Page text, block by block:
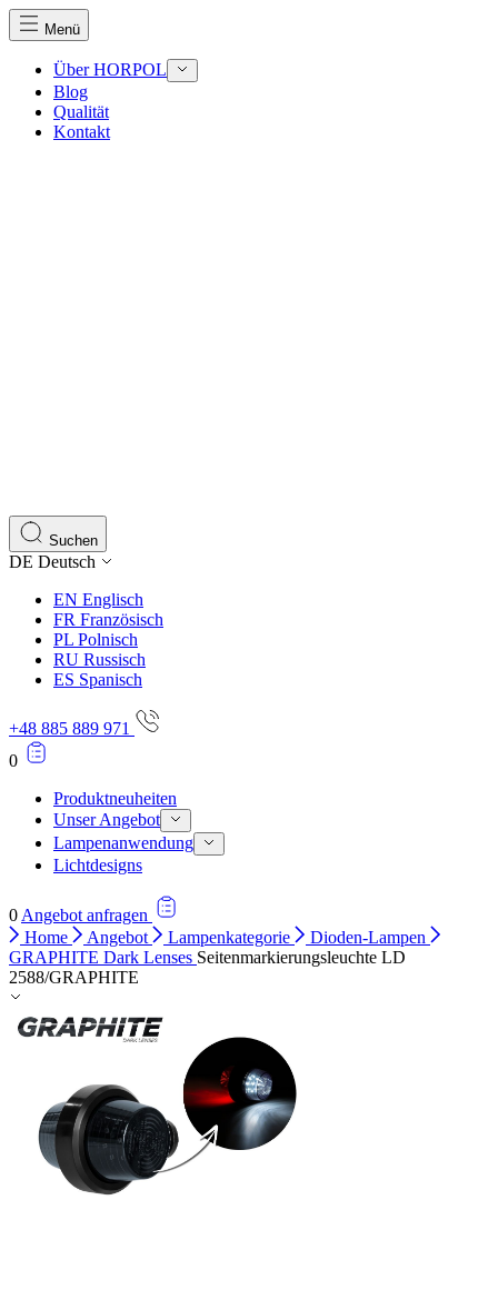
Menü
Über HORPOL
Blog
Qualität
Kontakt
Suchen
DE Deutsch
EN Englisch
FR Französisch
PL Polnisch
RU Russisch
ES Spanisch
+48 885 889 971
0
Produktneuheiten
Unser Angebot
Lampenanwendung
Lichtdesigns
0 Angebot anfragen
Home
Angebot Lampenkategorie
Dioden-Lampen
GRAPHITE Dark Lenses Seitenmarkierungsleuchte LD
2588/GRAPHITE
Marketing-Cookies werden verwendet, um Benutzer
einzelnen Benutzer relevant und ansprechend sind und
Nicht kategorisiert.
Andere nicht kategorisierte Cookies sind solche, die